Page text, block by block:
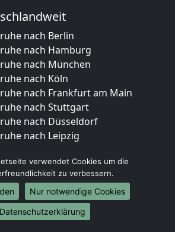
nach Berlin
nach Hamburg
nach München
nach Köln
nach Frankfurt am Main
nach Stuttgart
nach Düsseldorf
nach Leipzig
nach Essen
nach Bremen
nach Dresden
nach Hannover
nach Nürnberg
verwendet Cookies um die
zu verbessern.
Nur notwendige Cookies
Datenschutzerklärung